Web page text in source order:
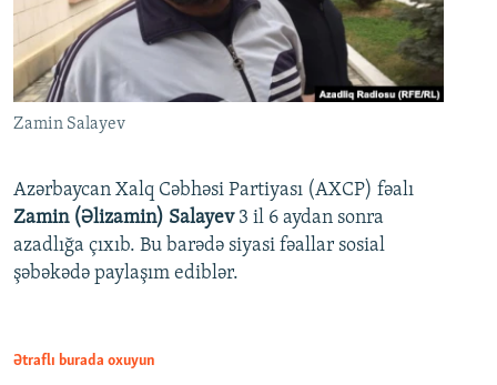
Zamin Salayev
Azərbaycan Xalq Cəbhəsi Partiyası (AXCP) fəalı
Zamin (Əlizamin) Salayev 3 il 6 aydan sonra
azadlığa çıxıb. Bu barədə siyasi fəallar sosial
şəbəkədə paylaşım ediblər.
Ətraflı burada oxuyun